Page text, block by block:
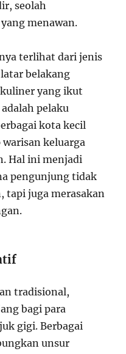
seolah
menawan.
terlihat dari jenis
belakang
yang ikut
pelaku
kota kecil
warisan keluarga
Hal ini menjadi
pengunjung tidak
tapi juga merasakan
tradisional,
bagi para
gigi. Berbagai
unsur